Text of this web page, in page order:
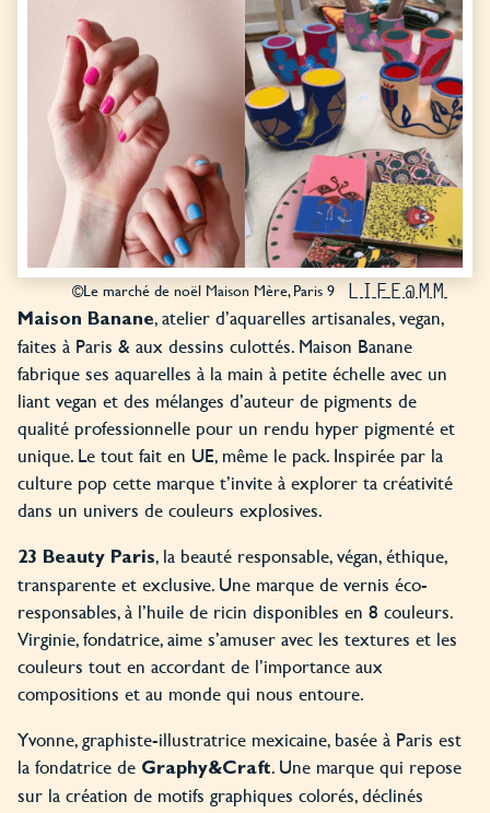
©Le marché de noël Maison Mère, Paris 9 LIFE@MM
Maison Banane, atelier d’aquarelles artisanales, vegan,
faites à Paris & aux dessins culottés. Maison Banane
fabrique ses aquarelles à la main à petite échelle avec un
liant vegan et des mélanges d’auteur de pigments de
qualité professionnelle pour un rendu hyper pigmenté et
unique. Le tout fait en UE, même le pack. Inspirée par la
culture pop cette marque t’invite à explorer ta créativité
dans un univers de couleurs explosives.
23 Beauty Paris, la beauté responsable, végan, éthique,
transparente et exclusive. Une marque de vernis éco-
responsables, à l’huile de ricin disponibles en 8 couleurs.
Virginie, fondatrice, aime s’amuser avec les textures et les
couleurs tout en accordant de l’importance aux
compositions et au monde qui nous entoure.
Yvonne, graphiste-illustratrice mexicaine, basée à Paris est
la fondatrice de Graphy&Craft. Une marque qui repose
sur la création de motifs graphiques colorés, déclinés